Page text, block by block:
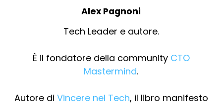
Alex Pagnoni
Tech Leader e autore.
È il fondatore della community CTO
Mastermind.
Autore di Vincere nel Tech, il libro manifesto